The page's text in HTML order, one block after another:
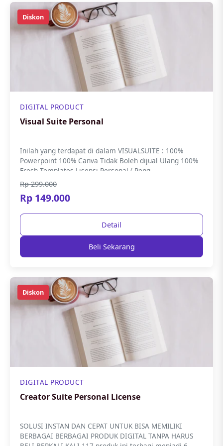
Diskon
DIGITAL PRODUCT
Visual Suite Personal
Inilah yang terdapat di dalam VISUALSUITE : 100%
Powerpoint 100% Canva Tidak Boleh dijual Ulang 100%
Fresh Templates Lisensi Personal ( Peng...
Rp 299.000
Rp 149.000
Detail
Beli Sekarang
Diskon
DIGITAL PRODUCT
Creator Suite Personal License
SOLUSI INSTAN DAN CEPAT UNTUK BISA MEMILIKI
BERBAGAI BERBAGAI PRODUK DIGITAL TANPA HARUS